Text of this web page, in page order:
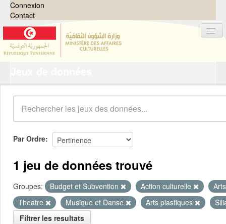
Connexion
Contact
Organisations
Groupes
Demandes 0
À propos
Par Ordre
1 jeu de données trouvé
Groupes: Budget et Subvention Action culturelle
Theatre
Musique et Danse Arts plastiques
Filtrer les resultats